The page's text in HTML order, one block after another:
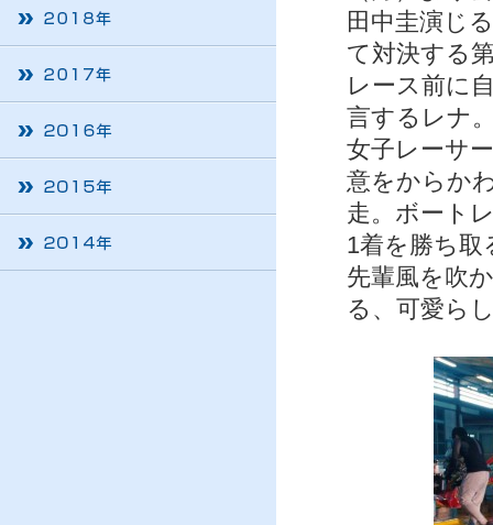
田中圭演じ
て対決する
レース前に
言するレナ
女子レーサ
意をからか
走。ボート
1着を勝ち
先輩風を吹
る、可愛ら